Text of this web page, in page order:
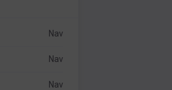
Nav
Nav
Nav